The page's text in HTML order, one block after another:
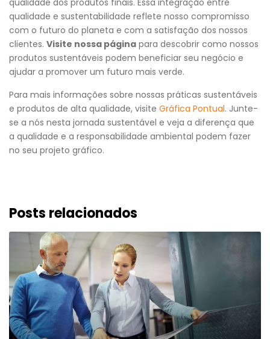
qualidade e sustentabilidade reflete nosso compromisso
com o futuro do planeta e com a satisfação dos nossos
clientes. Visite nossa página para descobrir como nossos
produtos sustentáveis podem beneficiar seu negócio e
ajudar a promover um futuro mais verde.
Para mais informações sobre nossas práticas sustentáveis
e produtos de alta qualidade, visite Gráfica Pontual. Junte-
se a nós nesta jornada sustentável e veja a diferença que
a qualidade e a responsabilidade ambiental podem fazer
no seu projeto gráfico.
Posts relacionados